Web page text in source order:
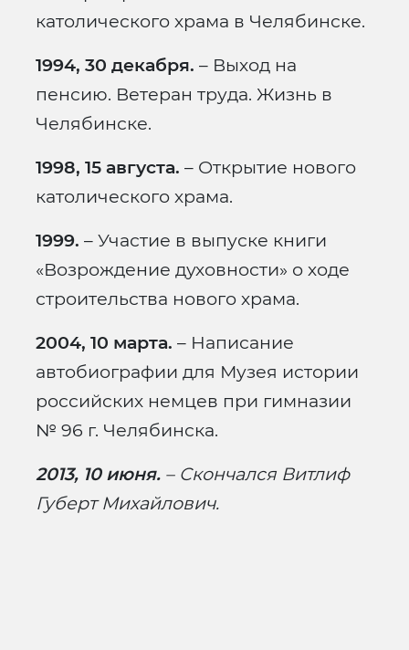
католического храма в Челябинске.
1994, 30 декабря. – Выход на
пенсию. Ветеран труда. Жизнь в
Челябинске.
1998, 15 августа. – Открытие нового
католического храма.
1999. – Участие в выпуске книги
«Возрождение духовности» о ходе
строительства нового храма.
2004, 10 марта. – Написание
автобиографии для Музея истории
российских немцев при гимназии
№ 96 г. Челябинска.
2013, 10 июня. – Скончался Витлиф
Губерт Михайлович.